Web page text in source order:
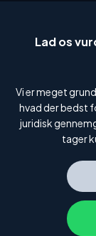
Lad os
Vi er meget
hvad der bedst
juridisk
tager